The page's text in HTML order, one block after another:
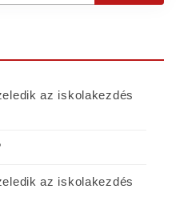
az iskolakezdés
az iskolakezdés